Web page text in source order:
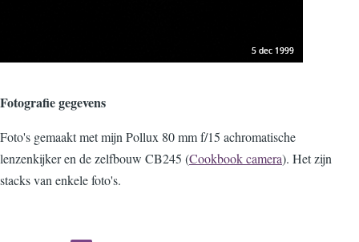
Fotografie gegevens
Foto's gemaakt met mijn Pollux 80 mm f/15 achromatische
lenzenkijker en de zelfbouw CB245 (Cookbook camera). Het zijn
stacks van enkele foto's.